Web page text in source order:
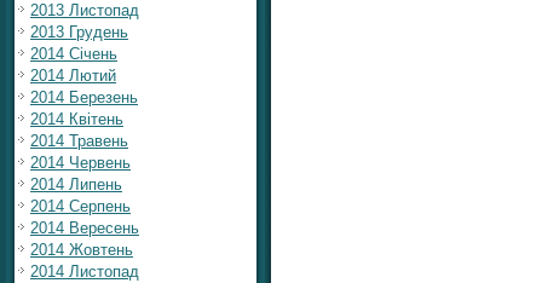
2013 Листопад
2013 Грудень
2014 Січень
2014 Лютий
2014 Березень
2014 Квітень
2014 Травень
2014 Червень
2014 Липень
2014 Серпень
2014 Вересень
2014 Жовтень
2014 Листопад